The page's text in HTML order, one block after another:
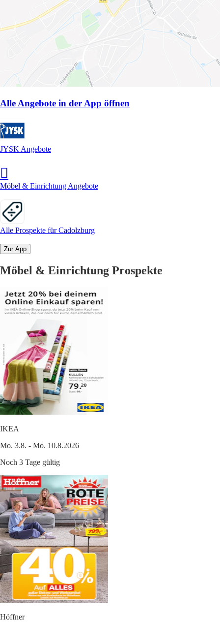
Alle Angebote in der App öffnen
JYSK Angebote
Möbel & Einrichtung Angebote
Alle Prospekte für Cadolzburg
Zur App
Möbel & Einrichtung Prospekte
IKEA
Mo. 3.8. - Mo. 10.8.2026
Noch 3 Tage gültig
Höffner